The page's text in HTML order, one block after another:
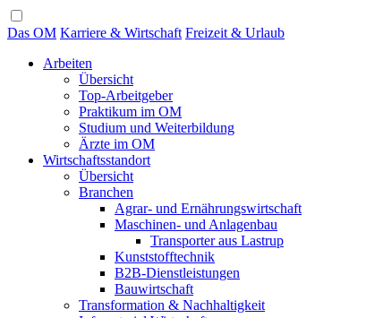
Das OM Karriere & Wirtschaft Freizeit & Urlaub
Arbeiten
Übersicht
Top-Arbeitgeber
Praktikum im OM
Studium und Weiterbildung
Ärzte im OM
Wirtschaftsstandort
Übersicht
Branchen
Agrar- und Ernährungswirtschaft
Maschinen- und Anlagenbau
Transporter aus Lastrup
Kunststofftechnik
B2B-Dienstleistungen
Bauwirtschaft
Transformation & Nachhaltigkeit